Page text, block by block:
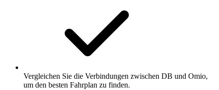
Vergleichen Sie die Verbindungen zwischen DB und Omio,
um den besten Fahrplan zu finden.